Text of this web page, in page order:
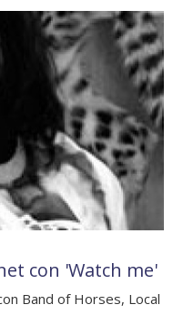
con 'Watch me'
Band of Horses, Local